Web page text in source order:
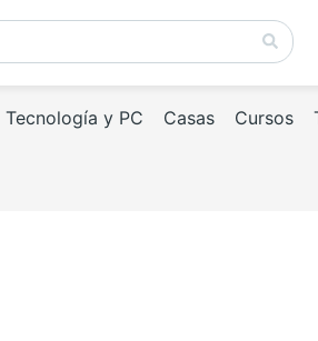
Tecnología y PC Casas Cursos